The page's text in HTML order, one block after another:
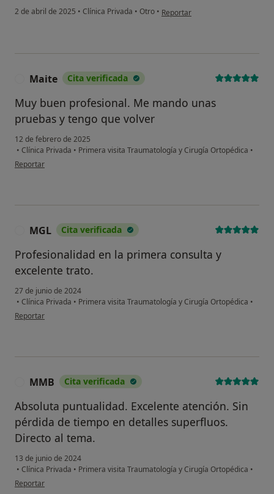
2 de abril de 2025 • Clínica Privada • Otro • en opinión del usuario RD
Reportar
Maite Cita verificada
Muy buen profesional. Me mando unas
pruebas y tengo que volver
12 de febrero de 2025
• Clínica Privada • Primera visita Traumatología y Cirugía Ortopédica •
en opinión del usuario Maite
Reportar
MGL Cita verificada
Profesionalidad en la primera consulta y
excelente trato.
27 de junio de 2024
• Clínica Privada • Primera visita Traumatología y Cirugía Ortopédica •
en opinión del usuario MGL
Reportar
MMB Cita verificada
Absoluta puntualidad. Excelente atención. Sin
pérdida de tiempo en detalles superfluos.
Directo al tema.
13 de junio de 2024
• Clínica Privada • Primera visita Traumatología y Cirugía Ortopédica •
en opinión del usuario MMB
Reportar